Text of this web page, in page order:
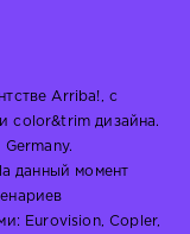
Arriba!, с
color&trim дизайна.
данный момент
Eurovision, Copler,